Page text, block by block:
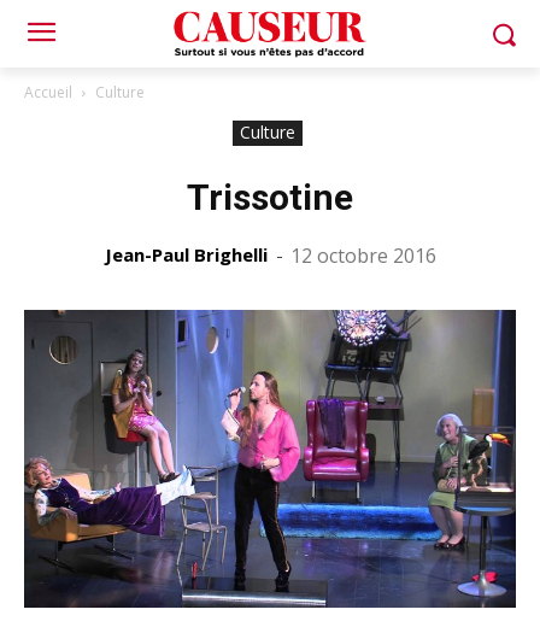
Accueil Culture
Culture
Trissotine
Jean-Paul Brighelli - 12 octobre 2016